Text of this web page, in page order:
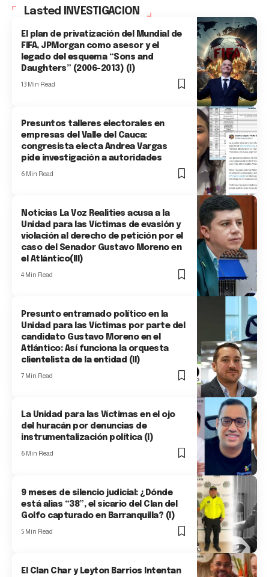
Lasted INVESTIGACION
El plan de privatización del Mundial de
FIFA, JPMorgan como asesor y el
legado del esquema “Sons and
Daughters” (2006-2013) (I)
13 Min Read
Presuntos talleres electorales en
empresas del Valle del Cauca:
congresista electa Andrea Vargas
pide investigación a autoridades
6 Min Read
Noticias La Voz Realities acusa a la
Unidad para las Víctimas de evasión y
violación al derecho de petición por el
caso del Senador Gustavo Moreno en
el Atlántico(III)
4 Min Read
Presunto entramado político en la
Unidad para las Víctimas por parte del
candidato Gustavo Moreno en el
Atlántico: Así funciona la orquesta
clientelista de la entidad (II)
7 Min Read
La Unidad para las Víctimas en el ojo
del huracán por denuncias de
instrumentalización política (I)
6 Min Read
9 meses de silencio judicial: ¿Dónde
está alias “38”, el sicario del Clan del
Golfo capturado en Barranquilla? (I)
5 Min Read
El Clan Char y Leyton Barrios Intentan